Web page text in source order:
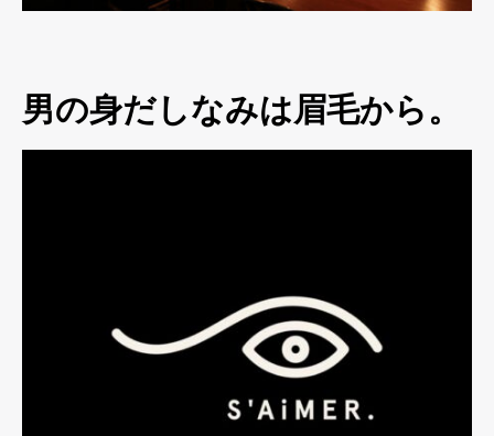
男の身だしなみは眉毛から。